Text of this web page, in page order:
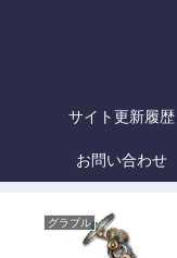
サイト更新履歴
お問い合わせ
グラブル